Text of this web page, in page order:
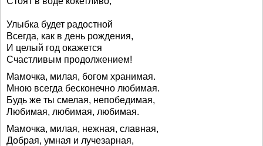
Улыбка будет радостной
Всегда, как в день рождения,
И целый год окажется
Счастливым продолжением!
Мамочка, милая, богом хранимая.
Мною всегда бесконечно любимая.
Будь же ты смелая, непобедимая,
Любимая, любимая, любимая.
Мамочка, милая, нежная, славная,
Добрая, умная и лучезарная,